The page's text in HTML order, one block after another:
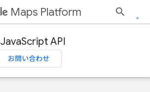
Maps Platform
API
お問い合わせ